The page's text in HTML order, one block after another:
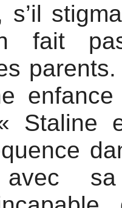
s’il
fait
Staline
avec